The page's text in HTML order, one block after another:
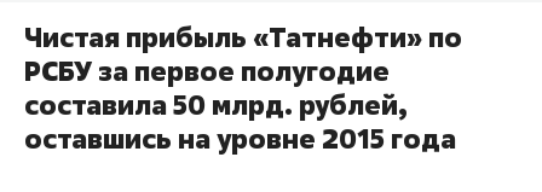
Чистая прибыль «Татнефти» по
РСБУ за первое полугодие
составила 50 млрд. рублей,
оставшись на уровне 2015 года